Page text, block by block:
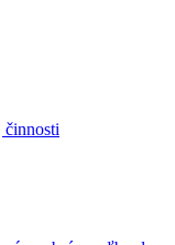
činnosti